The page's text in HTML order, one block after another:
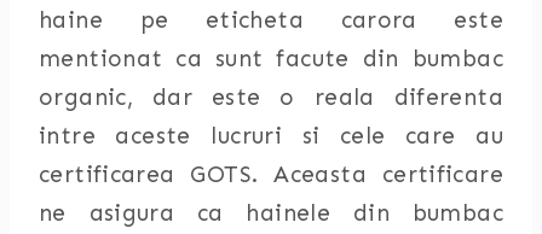
haine pe eticheta carora este
mentionat ca sunt facute din bumbac
organic, dar este o reala diferenta
intre aceste lucruri si cele care au
certificarea GOTS. Aceasta certificare
ne asigura ca hainele din bumbac